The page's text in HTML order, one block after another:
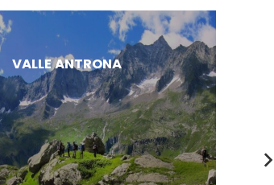
VALLE ANTRONA